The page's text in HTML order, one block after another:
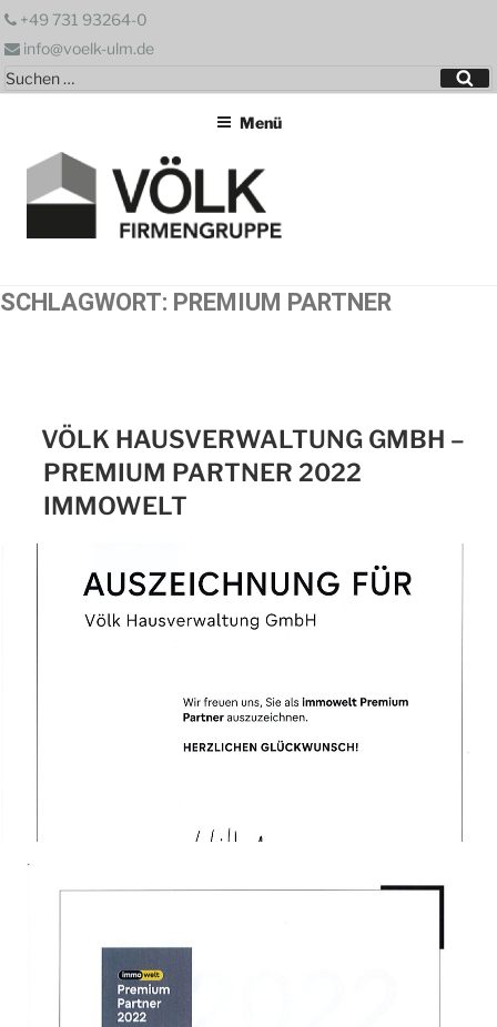
Zum
springen
+49 731 93264-0
info@voelk-ulm.de
Suchen
nach:
Menü
SCHLAGWORT: PREMIUM PARTNER
VÖLK HAUSVERWALTUNG GMBH –
PREMIUM PARTNER 2022
IMMOWELT